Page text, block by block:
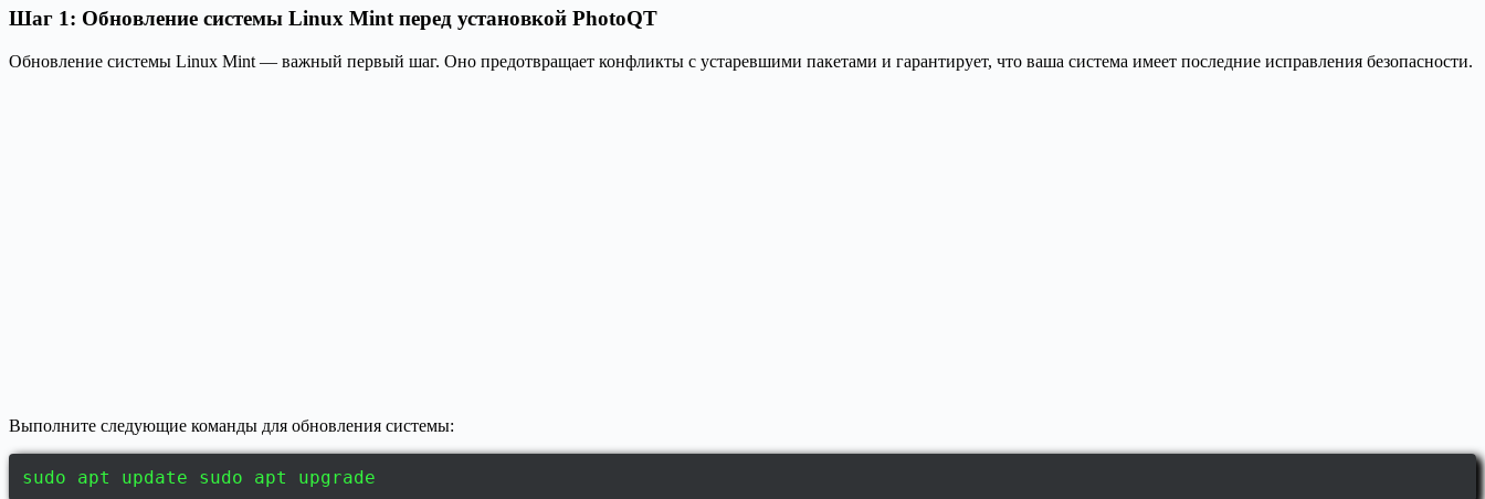
Шаг 1: Обновление системы Linux Mint перед установкой PhotoQT
Обновление системы Linux Mint — важный первый шаг. Оно предотвращает конфликты с устаревшими пакетами и гарантирует, что ваша система имеет последние исправления безопасности.
Выполните следующие команды для обновления системы:
sudo apt update sudo apt upgrade